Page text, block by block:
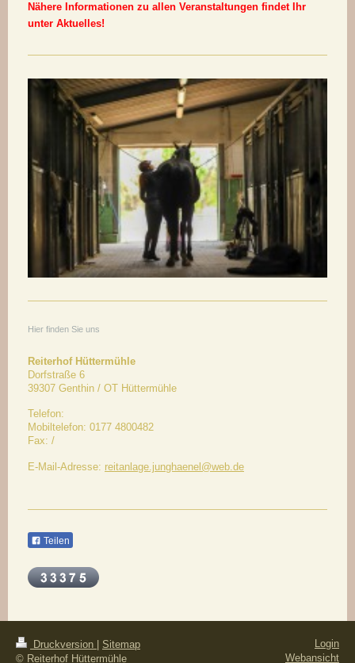
Nähere Informationen zu allen Veranstaltungen findet Ihr
unter Aktuelles!
Hier finden Sie uns
Reiterhof Hüttermühle
Dorfstraße 6
39307 Genthin / OT Hüttermühle
Telefon:
Mobiltelefon: 0177 4800482
Fax: /
E-Mail-Adresse: reitanlage.junghaenel@web.de
Teilen
Druckversion
Sitemap
© Reiterhof Hüttermühle
Login
Webansicht